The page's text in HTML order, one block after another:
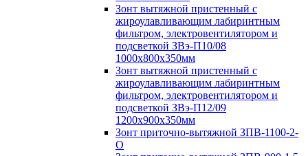
Зонт вытяжной пристенный с
жироулавливающим лабиринтным
фильтром, электровентилятором и
подсветкой ЗВэ-П10/08
1000х800х350мм
Зонт вытяжной пристенный с
жироулавливающим лабиринтным
фильтром, электровентилятором и
подсветкой ЗВэ-П12/09
1200х900х350мм
Зонт приточно-вытяжной ЗПВ-1100-2-
О